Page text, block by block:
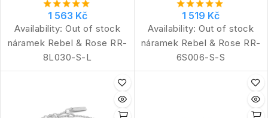
1 563 Kč
Availability: Out of stock
náramek Rebel & Rose RR-
8L030-S-L
1 519 Kč
Availability: Out of stock
náramek Rebel & Rose RR-
6S006-S-S